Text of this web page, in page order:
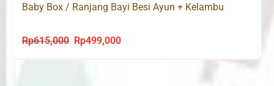
Baby Box / Ranjang Bayi Besi Ayun + Kelambu
Rp615,000
Original
Rp499,000Current